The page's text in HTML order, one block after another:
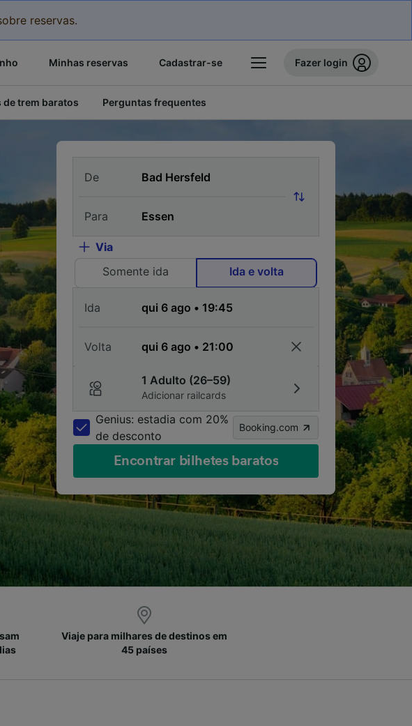
reservas.
Minhas reservas Cadastrar-se Fazer login
de trem baratos Perguntas frequentes
De
Para
Via
Somente ida
Ida e volta
Ida
Volta
1 Adulto (26–59)
Adicionar railcards
Genius: estadia com 20%
de desconto
Booking.com
Encontrar bilhetes baratos
Viaje para milhares de destinos em
45 países